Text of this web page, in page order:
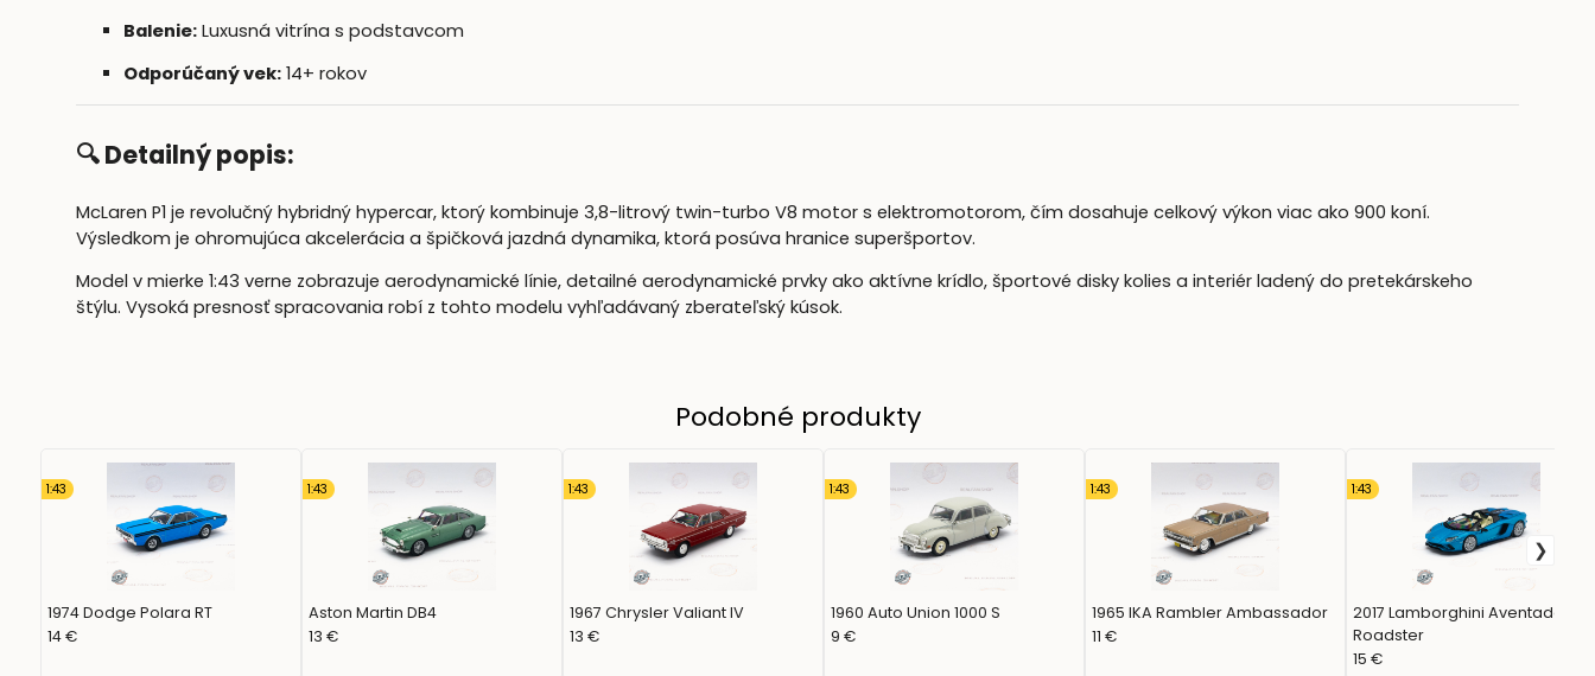
Balenie:Luxusná vitrína s podstavcom
Odporúčaný vek:14+ rokov
🔍 Detailný popis:
McLaren P1 je revolučný hybridný hypercar, ktorý kombinuje 3,8-litrový twin-turbo V8 motor s elektromotorom, čím dosahuje celkový výkon viac ako 900 koní.
Výsledkom je ohromujúca akcelerácia a špičková jazdná dynamika, ktorá posúva hranice superšportov.
Model v mierke 1:43 verne zobrazuje aerodynamické línie, detailné aerodynamické prvky ako aktívne krídlo, športové disky kolies a interiér ladený do pretekárskeho
štýlu. Vysoká presnosť spracovania robí z tohto modelu vyhľadávaný zberateľský kúsok.
Podobné produkty
1974 Dodge Polara RT
1:43
14 €
Aston Martin DB4
1:43
13 €
1967 Chrysler Valiant IV
1:43
13 €
1960 Auto Union 1000 S
1:43
9 €
1965 IKA Rambler Ambassador
1:43
11 €
2017 Lamborghini Aventador S
Roadster
1:43
15 €